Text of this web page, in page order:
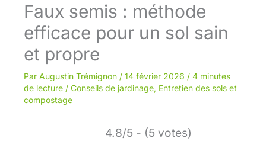
Faux semis : méthode
efficace pour un sol sain
et propre
Par Augustin Trémignon / 14 février 2026 / 4 minutes
de lecture / Conseils de jardinage, Entretien des sols et
compostage
4.8/5 - (5 votes)